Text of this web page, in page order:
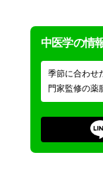
中医学の情
季節に合わせ
門家監修の薬